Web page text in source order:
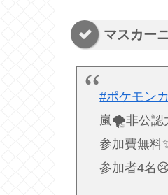
マスカー
#ポケモン
嵐🌪非公認
参加費無料
参加者4名